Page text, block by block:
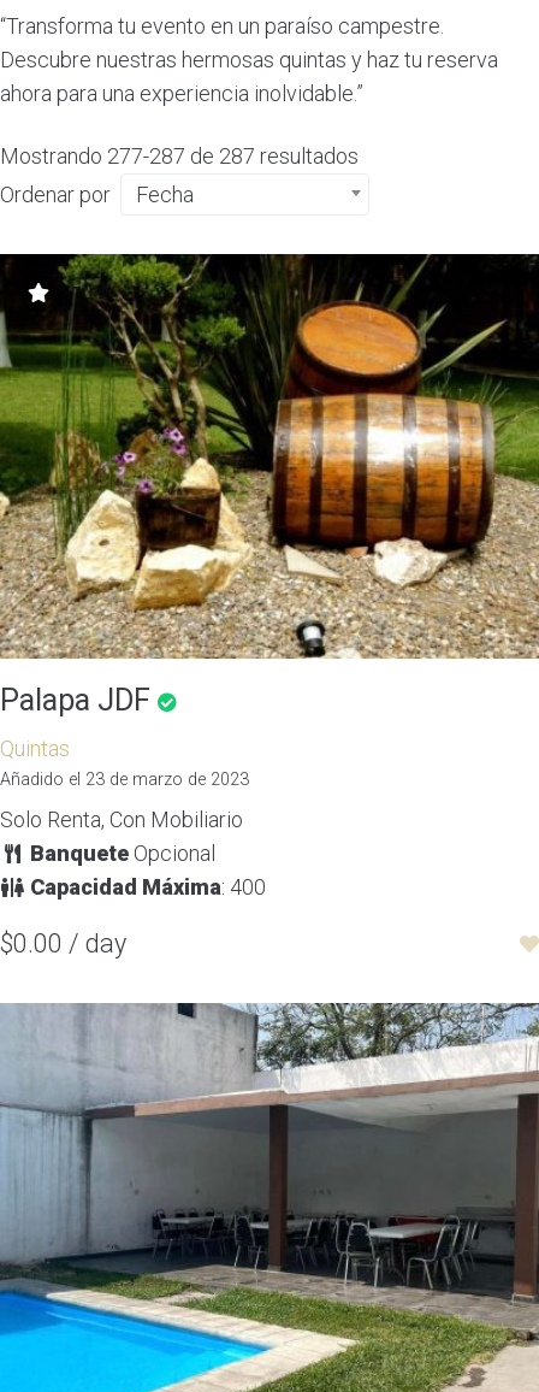
“Transforma tu evento en un paraíso campestre.
Descubre nuestras hermosas quintas y haz tu reserva
ahora para una experiencia inolvidable.”
Mostrando 277-287 de 287 resultados
Ordenar por
Fecha
Palapa JDF
Quintas
Añadido el 23 de marzo de 2023
Solo Renta, Con Mobiliario
BanqueteOpcional
Capacidad Máxima: 400
$0.00 / day